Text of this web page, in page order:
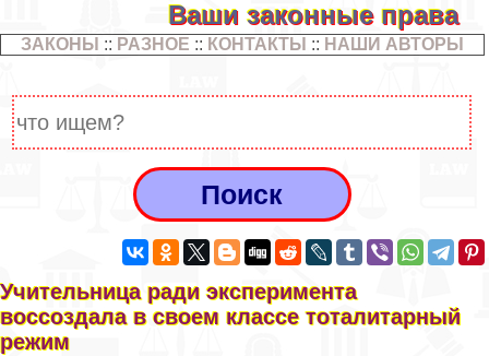
Ваши законные права
ЗАКОНЫ :: РАЗНОЕ :: КОНТАКТЫ :: НАШИ АВТОРЫ
Учительница ради эксперимента
воссоздала в своем классе тоталитарный
режим